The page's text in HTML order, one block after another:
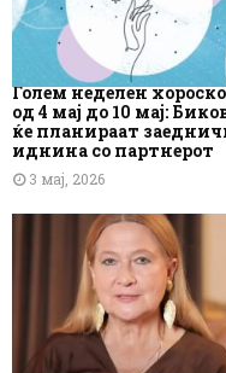
Голем неделен
од 4 мај до 10 мај:
ќе планираат
иднина со партнерот
3 мај, 2026